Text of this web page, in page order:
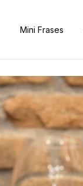
Mini Frases